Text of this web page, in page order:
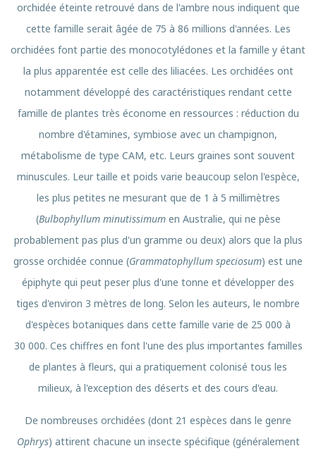
orchidée éteinte retrouvé dans de l'ambre nous indiquent que
cette famille serait âgée de 75 à 86 millions d'années. Les
orchidées font partie des monocotylédones et la famille y étant
la plus apparentée est celle des liliacées. Les orchidées ont
notamment développé des caractéristiques rendant cette
famille de plantes très économe en ressources : réduction du
nombre d'étamines, symbiose avec un champignon,
métabolisme de type CAM, etc. Leurs graines sont souvent
minuscules. Leur taille et poids varie beaucoup selon l'espèce,
les plus petites ne mesurant que de 1 à 5 millimètres
(Bulbophyllum minutissimumen Australie, qui ne pèse
probablement pas plus d'un gramme ou deux) alors que la plus
grosse orchidée connue (Grammatophyllum speciosum) est une
épiphyte qui peut peser plus d'une tonne et développer des
tiges d'environ 3 mètres de long. Selon les auteurs, le nombre
d'espèces botaniques dans cette famille varie de 25 000 à
30 000. Ces chiffres en font l'une des plus importantes familles
de plantes à fleurs, qui a pratiquement colonisé tous les
milieux, à l'exception des déserts et des cours d'eau.
De nombreuses orchidées (dont 21 espèces dans le genre
Ophrys) attirent chacune un insecte spécifique (généralement